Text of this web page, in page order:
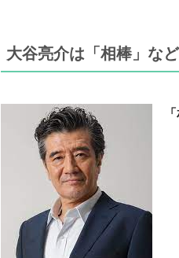
大谷亮介は「相棒」な